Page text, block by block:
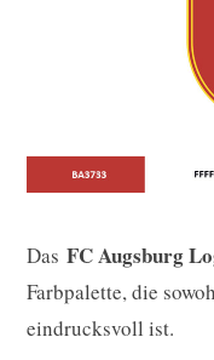
Das FC Augsburg
Farbpalette, die
eindrucksvoll ist.